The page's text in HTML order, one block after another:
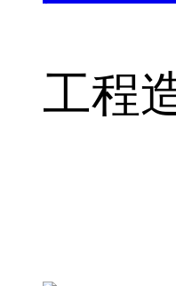
工程